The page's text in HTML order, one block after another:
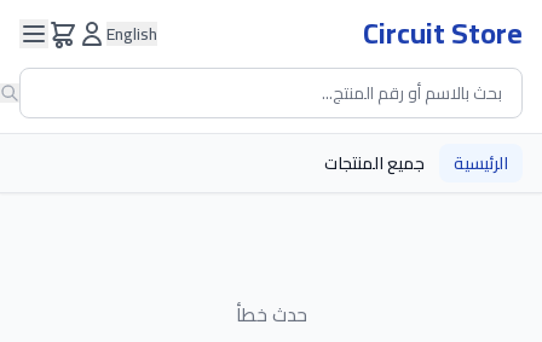
Circuit Store
English
الرئيسية جميع المنتجات
حدث خطأ